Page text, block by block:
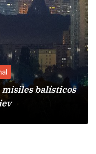
balísticos